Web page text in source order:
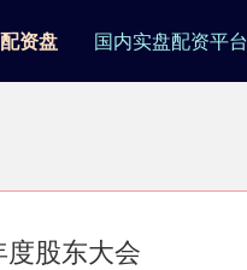
资盘 国内实盘配资平台
股东大会